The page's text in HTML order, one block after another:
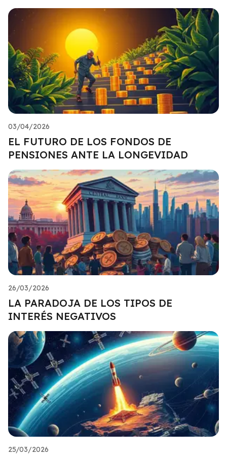
03/04/2026
EL FUTURO DE LOS FONDOS DE
PENSIONES ANTE LA LONGEVIDAD
26/03/2026
LA PARADOJA DE LOS TIPOS DE
INTERÉS NEGATIVOS
25/03/2026